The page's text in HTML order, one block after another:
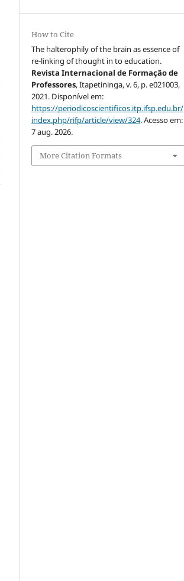
How to Cite
The halterophily of the brain as essence of
re-linking of thought in to education.
Revista Internacional de Formação de
Professores, Itapetininga, v. 6, p. e021003,
2021. Disponível em:
https://periodicoscientificos.itp.ifsp.edu.br/
index.php/rifp/article/view/324. Acesso em:
7 aug. 2026.
More Citation Formats